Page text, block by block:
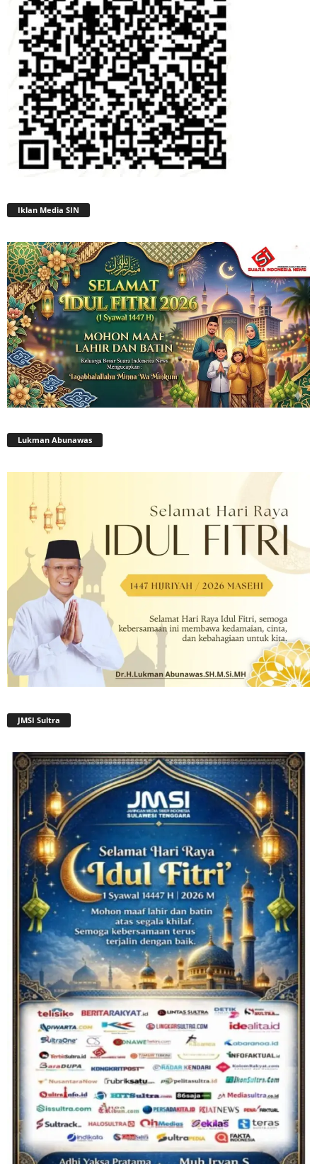
Iklan Media SIN
Lukman Abunawas
JMSI Sultra